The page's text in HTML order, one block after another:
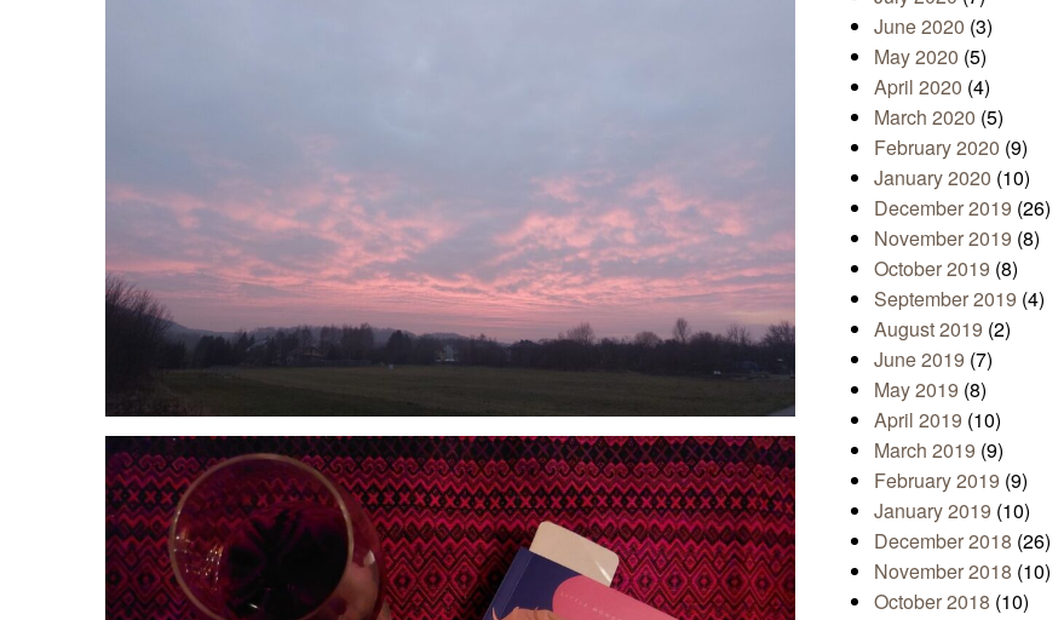
June 2020 (3)
May 2020 (5)
April 2020 (4)
March 2020 (5)
February 2020 (9)
January 2020 (10)
December 2019 (26)
November 2019 (8)
October 2019 (8)
September 2019 (4)
August 2019 (2)
June 2019 (7)
May 2019 (8)
April 2019 (10)
March 2019 (9)
February 2019 (9)
January 2019 (10)
December 2018 (26)
November 2018 (10)
October 2018 (10)